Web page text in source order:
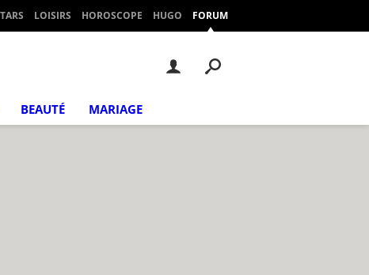
LOISIRS HOROSCOPE HUGO FORUM
BEAUTÉ MARIAGE